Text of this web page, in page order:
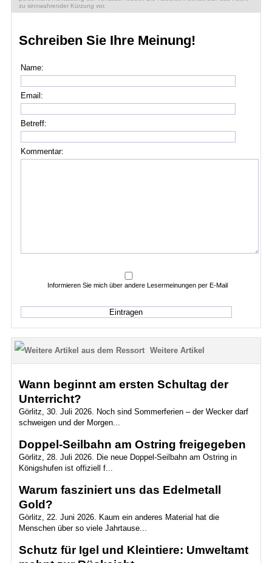
zu sinnwahrender Kürzung vor.
Schreiben Sie Ihre Meinung!
Name:
Email:
Betreff:
Kommentar:
Informieren Sie mich über andere Lesermeinungen per E-Mail
Weitere Artikel
Wann beginnt am ersten Schultag der
Unterricht?
Görlitz, 30. Juli 2026. Noch sind Sommerferien – der Wecker darf
schweigen und der Morgen...
Doppel-Seilbahn am Ostring freigegeben
Görlitz, 28. Juli 2026. Die neue Doppel-Seilbahn am Ostring in
Königshufen ist offiziell f...
Warum fasziniert uns das Edelmetall
Gold?
Görlitz, 22. Juni 2026. Kaum ein anderes Material hat die
Menschen über so viele Jahrtause...
Schutz für Igel und Kleintiere: Umweltamt